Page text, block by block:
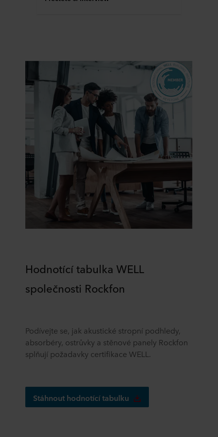
Je na vašem rozhodnutí, pro jaké účely mohou naše
webové stránky soubory cookie využívat a jejich
prostřednictvím o vás zpracovávat informace.
Svůj souhlas můžete kdykoli odvolat nebo změnit
kliknutím na ikonu cookie v dolní části webové stránky.
Více informací o využívání souborů cookie najdete v
části „O nás“. Informace o zpracování osobních údajů
jsou k dispozici v
Prohlášení o ochraně osobních
údajůvčetně identifikace konkrétní společnosti
ROCKWOOL, která je správcem vašich osobních údajů.
Hodnotící tabulka WELL
společnosti Rockfon
Podívejte se, jak akustické stropní podhledy,
absorbéry, ostrůvky a stěnové panely Rockfon
splňují požadavky certifikace WELL.
Stáhnout hodnotící tabulku